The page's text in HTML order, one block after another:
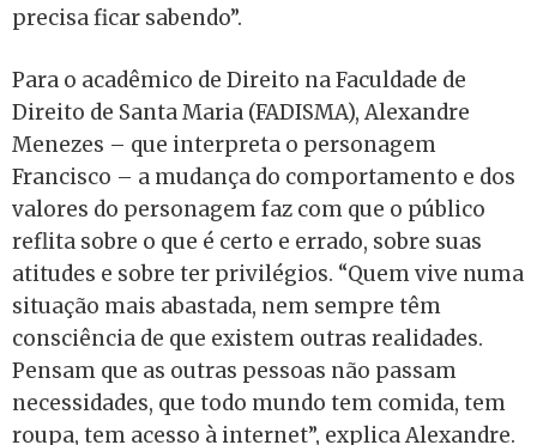
precisa ficar sabendo”.
Para o acadêmico de Direito na Faculdade de
Direito de Santa Maria (FADISMA), Alexandre
Menezes – que interpreta o personagem
Francisco – a mudança do comportamento e dos
valores do personagem faz com que o público
reflita sobre o que é certo e errado, sobre suas
atitudes e sobre ter privilégios. “Quem vive numa
situação mais abastada, nem sempre têm
consciência de que existem outras realidades.
Pensam que as outras pessoas não passam
necessidades, que todo mundo tem comida, tem
roupa, tem acesso à internet”, explica Alexandre.